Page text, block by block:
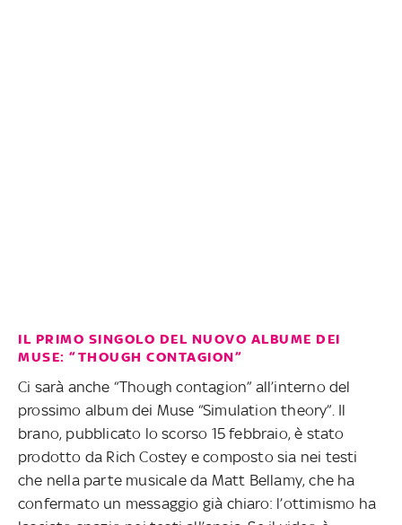
IL PRIMO SINGOLO DEL NUOVO ALBUME DEI
MUSE: “THOUGH CONTAGION”
Ci sarà anche “Though contagion” all’interno del
prossimo album dei Muse “Simulation theory”. Il
brano, pubblicato lo scorso 15 febbraio, è stato
prodotto da Rich Costey e composto sia nei testi
che nella parte musicale da Matt Bellamy, che ha
confermato un messaggio già chiaro: l’ottimismo ha